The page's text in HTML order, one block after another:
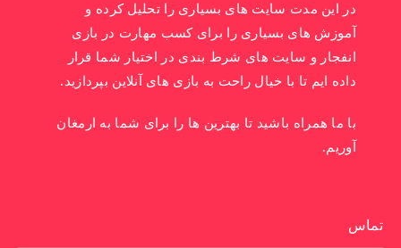
در این مدت سایت های بسیاری را تحلیل کرده و
آموزش های بسیاری را برای کسب مهارت در بازی
انفجار و سایت های شرط بندی در اختیار شما قرار
داده ایم تا با خیال راحت به بازی های آنلاین بپردازید.
با ما همراه باشید تا بهترین ها را برای شما به ارمغان
آوریم.
تماس